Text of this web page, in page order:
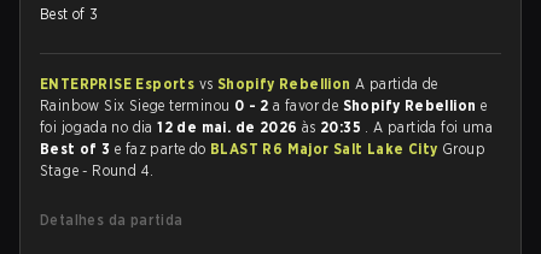
Best of 3
ENTERPRISE Esports vs Shopify RebellionA partida de
Rainbow Six Siege terminou 0 - 2 a favor de Shopify Rebellion e
foi jogada no dia12 de mai. de 2026 às 20:35 . A partida foi uma
Best of 3 e faz parte do BLAST R6 Major Salt Lake City Group
Stage - Round 4.
Detalhes da partida